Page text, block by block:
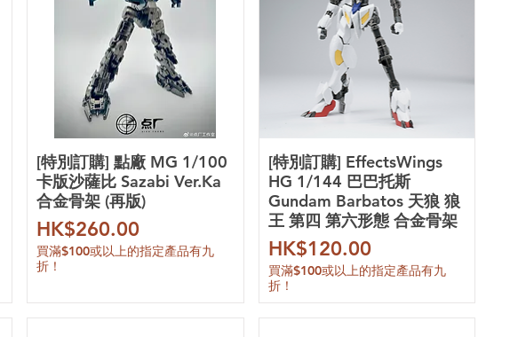
[特別訂購] 點廠 MG 1/100
卡版沙薩比 Sazabi Ver.Ka
合金骨架 (再版)
價格
HK$260.00
買滿$100或以上的指定產品有九
折！
[特別訂購] EffectsWings
HG 1/144 巴巴托斯
Gundam Barbatos 天狼 狼
王 第四 第六形態 合金骨架
價格
HK$120.00
買滿$100或以上的指定產品有九
折！